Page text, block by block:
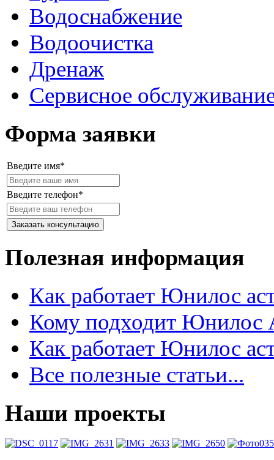
Водоснабжение
Водоочистка
Дренаж
Сервисное
Форма заявки
Введите имя*
Введите телефон*
Полезная информация
Как работает Юнилос
Кому подходит Юнилос
Как работает Юнилос
Все полезные статьи...
Наши проекты